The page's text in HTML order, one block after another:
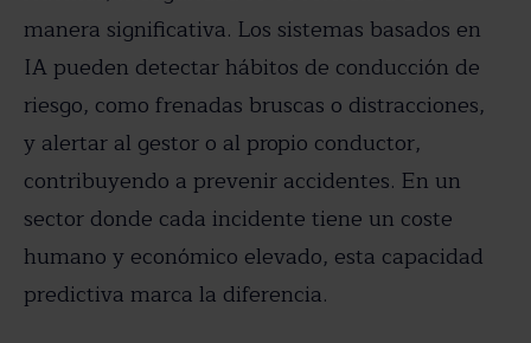
manera significativa. Los sistemas basados en
IA pueden detectar hábitos de conducción de
riesgo, como frenadas bruscas o distracciones,
y alertar al gestor o al propio conductor,
contribuyendo a prevenir accidentes. En un
sector donde cada incidente tiene un coste
humano y económico elevado, esta capacidad
predictiva marca la diferencia.